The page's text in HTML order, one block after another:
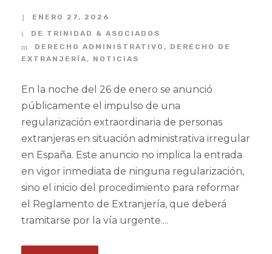
ENERO 27, 2026
DE TRINIDAD & ASOCIADOS
DERECHO ADMINISTRATIVO , DERECHO DE
EXTRANJERÍA, NOTICIAS
En la noche del 26 de enero se anunció
públicamente el impulso de una
regularización extraordinaria de personas
extranjeras en situación administrativa irregular
en España. Este anuncio no implica la entrada
en vigor inmediata de ninguna regularización,
sino el inicio del procedimiento para reformar
el Reglamento de Extranjería, que deberá
tramitarse por la vía urgente....